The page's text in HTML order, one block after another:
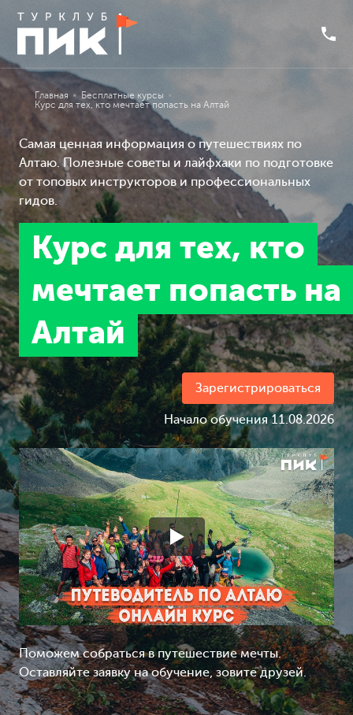
Главная
Бесплатные курсы
Курс для тех, кто мечтает попасть на Алтай
Самая ценная информация о путешествиях по
Алтаю. Полезные советы и лайфхаки по подготовке
от топовых инструкторов и профессиональных
гидов.
Курс для тех, кто
мечтает попасть на
Алтай
Зарегистрироваться
Начало обучения 11.08.2026
Поможем собраться в путешествие мечты.
Оставляйте заявку на обучение, зовите друзей.